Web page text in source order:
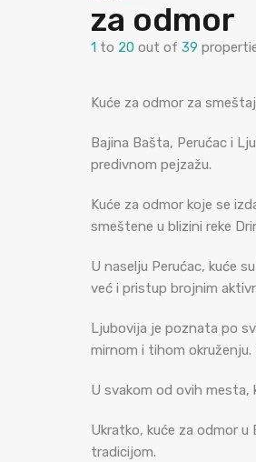
za odmor
1 to 20 out of 39
Kuće za odmor za
Bajina Bašta, Perućac i
predivnom pejzažu.
Kuće za odmor koje se
smeštene u blizini reke
U naselju Perućac, kuće
već i pristup brojnim
Ljubovija je poznata po
mirnom i tihom
U svakom od ovih mesta,
Ukratko, kuće za odmor
tradicijom.